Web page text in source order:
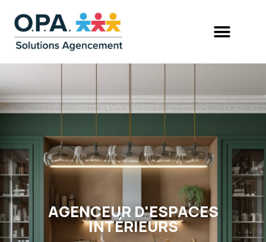
AGENCEUR D'ESPACES
INTÉRIEURS